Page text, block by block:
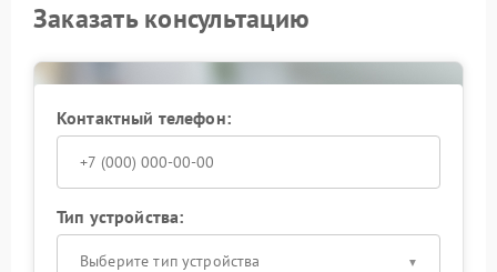
Заказать консультацию
Контактный телефон:
Тип устройства:
Выберите тип устройства